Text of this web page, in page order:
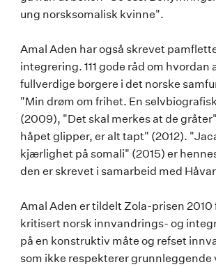
ung norsksomalisk kvinne".
Amal Aden har også skrevet
integrering. 111 gode råd om hvordan
fullverdige borgere i det norske
"Min drøm om frihet. En
(2009), "Det skal merkes at de
håpet glipper, er alt tapt" (2012).
kjærlighet på somali" (2015) er
den er skrevet i samarbeid med
Amal Aden er tildelt Zola-prisen 2010
kritisert norsk innvandrings- og
på en konstruktiv måte og refset
som ikke respekterer grunnleggende